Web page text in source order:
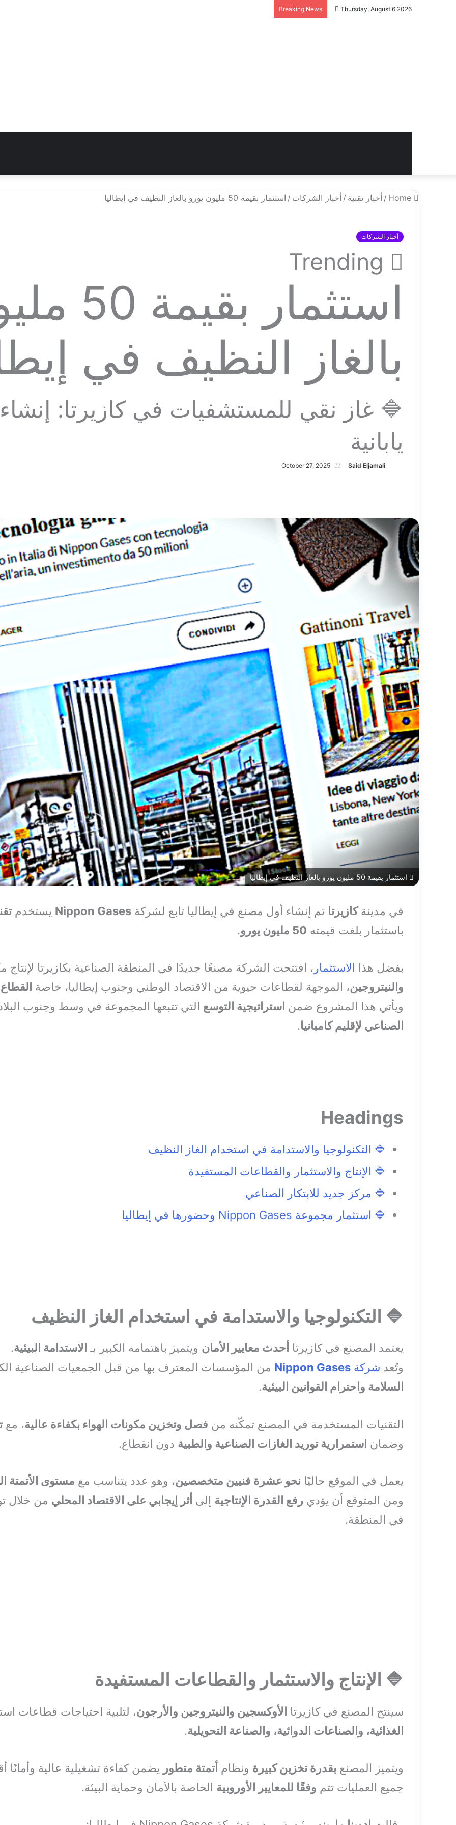
Thursday, August 6 2026
Breaking News
/ أخبار تقنية / أخبار الشركات / استثمار بقيمة 50 مليون يورو بالغاز النظيف في إيطاليا
أخبار الشركات
بالغاز النظيف في
🔷 غاز نقي للمستشفيات في كازيرتا:
يابانية
Said Eljamali
October 27, 2025
استثمار بقيمة 50 مليون يورو بالغاز النظيف في إيطاليا
في مدينةكازيرتا تم إنشاء أول مصنع في إيطاليا تابع لشركة Nippon Gases يستخدم
باستثمار بلغت قيمته 50 مليون يورو .
بفضل هذا الاستثمار ، افتتحت الشركة مصنعًا جديدًا في المنطقة الصناعية بكازيرتا
والنيتروجين، الموجهة لقطاعات حيوية من الاقتصاد الوطني وجنوب إيطاليا، خاصة
ويأتي هذا المشروع ضمن استراتيجية التوسع التي تتبعها المجموعة في وسط وجنوب
الصناعي لإقليم كامبانيا.
Headings
🔷 التكنولوجيا والاستدامة في استخدام الغاز النظيف
🔷 الإنتاج والاستثمار والقطاعات المستفيدة
🔷 مركز جديد للابتكار الصناعي
🔷 استثمار مجموعة Nippon Gases وحضورها في إيطاليا
🔷 التكنولوجيا والاستدامة في استخدام الغاز النظيف
يعتمد المصنع في كازيرتا أحدث معايير الأمان ويتميز باهتمامه الكبير بـ الاستدامة البيئية.
وتُعد شركة Nippon Gases من المؤسسات المعترف بها من قبل الجمعيات الصناعية
السلامة واحترام القوانين البيئية.
التقنيات المستخدمة في المصنع تمكّنه من فصل وتخزين مكونات الهواء بكفاءة عالية، مع
وضمان استمرارية توريد الغازات الصناعية والطبية دون انقطاع.
يعمل في الموقع حاليًا نحو عشرة فنيين متخصصين، وهو عدد يتناسب مع مستوى الأتمتة
ومن المتوقع أن يؤدي رفع القدرة الإنتاجية إلى أثر إيجابي على الاقتصاد المحلي من خلال
في المنطقة.
🔷 الإنتاج والاستثمار والقطاعات المستفيدة
سينتج المصنع في كازيرتا الأوكسجين والنيتروجين والأرجون، لتلبية احتياجات قطاعات
الغذائية، والصناعات الدوائية، والصناعة التحويلية.
ويتميز المصنع بقدرة تخزين كبيرة ونظام أتمتة متطور يضمن كفاءة تشغيلية عالية وأمانًا
جميع العمليات تتم وفقًا للمعايير الأوروبية الخاصة بالأمان وحماية البيئة.